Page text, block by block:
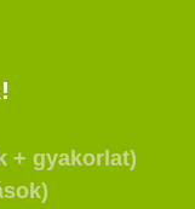
+ gyakorlat)